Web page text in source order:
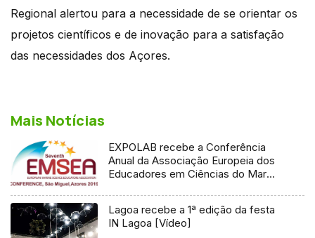
Regional alertou para a necessidade de se orientar os
projetos científicos e de inovação para a satisfação
das necessidades dos Açores.
Mais Notícias
EXPOLAB recebe a Conferência
Anual da Associação Europeia dos
Educadores em Ciências do Mar
Lagoa recebe a 1ª edição da festa
IN Lagoa [Vídeo]